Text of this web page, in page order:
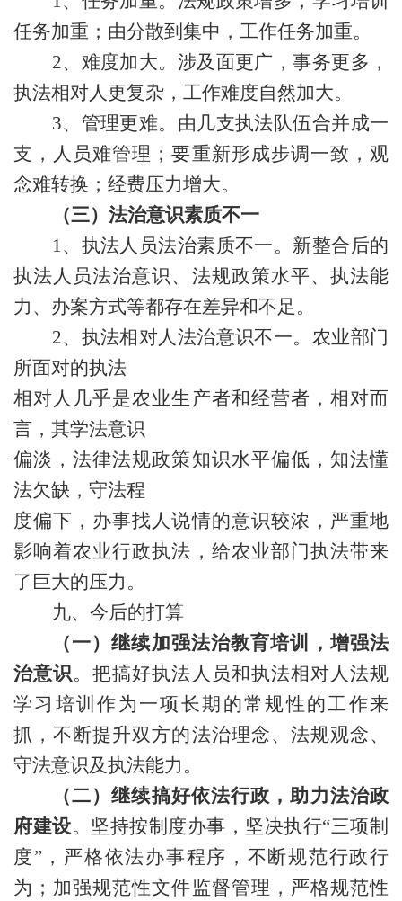
任务加重；由分散到集中，工作任务加重。
2、 难度加大。涉及面更广，事务更多，
执法相对人更复杂，工作难度自然加大。
3、 管理更难。由几支执法队伍合并成一
支，人员难管理；要重新形成步调一致，观
念难转换；经费压力增大。
（三）法治意识素质不一
1、 执法人员法治素质不一。新整合后的
执法人员法治意识、法规政策水平、执法能
力、办案方式等都存在差异和不足。
2、执法相对人法治意识不一。农业部门
所面对的执法
相对人几乎是农业生产者和经营者，相对而
言，其学法意识
偏淡，法律法规政策知识水平偏低， 知法懂
法欠缺，守法程
度偏下，办事找人说情的意识较浓，严重地
影响着农业行政执法，给农业部门执法带来
了巨大的压力。
九、 今后的打算
（一）继续加强法治教育培训，增强法
治意识。把搞好执法人员和执法相对人法规
学习培训作为一项长期的常规性的工作来
抓，不断提升双方的法治理念、法规观念、
守法意识及执法能力 。
（二）继续搞好依法行政 ，助力法治政
府建设。坚持按制度办事，坚决执行“三项制
度”，严格依法办事程序，不断规范行政行
为； 加强规范性文件监督管理， 严格规范性